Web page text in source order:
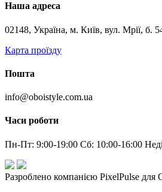
Наша адреса
02148, Україна, м. Київ, вул. Мрії, б.
Карта проїзду
Пошта
info@oboistyle.com.ua
Часи роботи
Пн-Пт: 9:00-19:00 Сб: 10:00-16:00
Разроблено компанією PixelPulse